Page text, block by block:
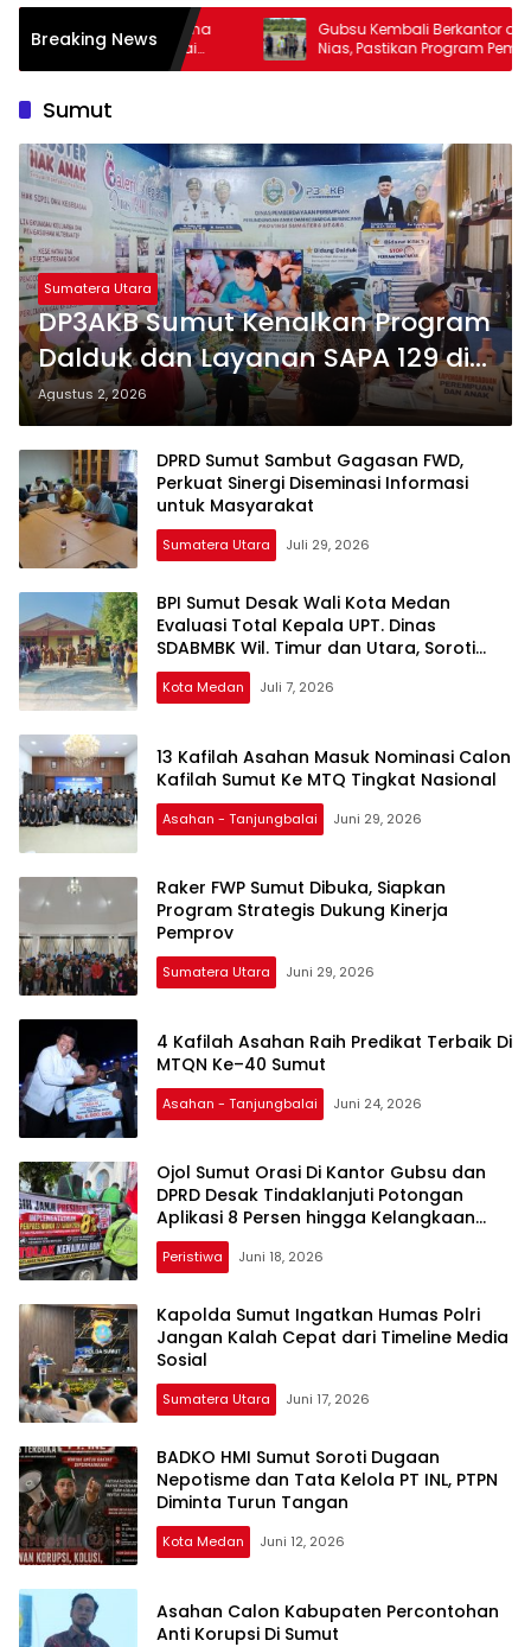
Breaking NewsGubsu Kembali Berkantor di Kepulauan
Nias, Pastikan Program Pembangunan
Berkelanjutan
ke
Sumut
Sumatera Utara
DP3AKB Sumut Kenalkan Program
Dalduk dan Layanan SAPA 129 di
PRSU 2026, Dorong Terwujudnya
Keluarga Berkualitas
Agustus 2, 2026
DPRD Sumut Sambut Gagasan FWD,
Perkuat Sinergi Diseminasi Informasi
untuk Masyarakat
Sumatera Utara Juli 29, 2026
BPI Sumut Desak Wali Kota Medan
Evaluasi Total Kepala UPT. Dinas
SDABMBK Wil. Timur dan Utara, Soroti
Dugaan Jual-Beli Proyek
Kota Medan Juli 7, 2026
13 Kafilah Asahan Masuk Nominasi Calon
Kafilah Sumut Ke MTQ Tingkat Nasional
Asahan - Tanjungbalai Juni 29, 2026
Raker FWP Sumut Dibuka, Siapkan
Program Strategis Dukung Kinerja
Pemprov
Sumatera Utara Juni 29, 2026
4 Kafilah Asahan Raih Predikat Terbaik Di
MTQN Ke–40 Sumut
Asahan - Tanjungbalai Juni 24, 2026
Ojol Sumut Orasi Di Kantor Gubsu dan
DPRD Desak Tindaklanjuti Potongan
Aplikasi 8 Persen hingga Kelangkaan
Pertalite
Peristiwa Juni 18, 2026
Kapolda Sumut Ingatkan Humas Polri
Jangan Kalah Cepat dari Timeline Media
Sosial
Sumatera Utara Juni 17, 2026
BADKO HMI Sumut Soroti Dugaan
Nepotisme dan Tata Kelola PT INL, PTPN
Diminta Turun Tangan
Kota Medan Juni 12, 2026
Asahan Calon Kabupaten Percontohan
Anti Korupsi Di Sumut